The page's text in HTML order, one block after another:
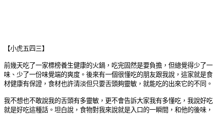
【小虎五四三】
前幾天吃了一家標榜養生健康的火鍋，吃完固然是要負擔，但總覺得少了一
味、少了一份味覺端的爽度。後來有一個很懂吃的朋友跟我說，這家就是食
材健康有保證，食材也許清淡但只要舌頭夠靈敏，就能吃的出來它的不同。
我不想也不敢說我的舌頭有多靈敏，更不會告訴大家我有多懂吃，我說好吃
就是好吃這種話。坦白說，食物對我來說就是入口的一瞬間，和他的後味，